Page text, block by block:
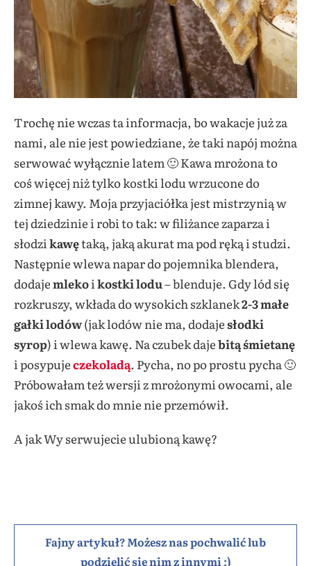
Trochę nie wczas ta informacja, bo wakacje już za
nami, ale nie jest powiedziane, że taki napój można
serwować wyłącznie latem 🙂 Kawa mrożona to
coś więcej niż tylko kostki lodu wrzucone do
zimnej kawy. Moja przyjaciółka jest mistrzynią w
tej dziedzinie i robi to tak: w filiżance zaparza i
słodzikawętaką, jaką akurat ma pod ręką i studzi.
Następnie wlewa napar do pojemnika blendera,
dodajemlekoikostki lodu– blenduje. Gdy lód się
rozkruszy, wkłada do wysokich szklanek2-3 małe
gałki lodów(jak lodów nie ma, dodajesłodki
syrop) i wlewa kawę. Na czubek dajebitą śmietanę
i posypujeczekoladą. Pycha, no po prostu pycha 🙂
Próbowałam też wersji z mrożonymi owocami, ale
jakoś ich smak do mnie nie przemówił.
A jak Wy serwujecie ulubioną kawę?
Fajny artykuł? Możesz nas pochwalić lub
podzielić się nim z innymi :)